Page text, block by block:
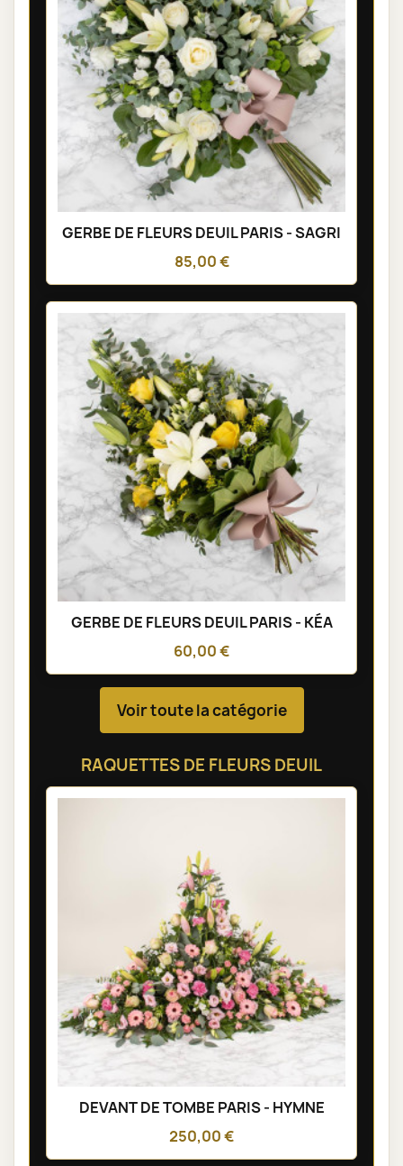
GERBE DE FLEURS DEUIL PARIS - SAGRI
85,00 €
GERBE DE FLEURS DEUIL PARIS - KÉA
60,00 €
Voir toute la catégorie
RAQUETTES DE FLEURS DEUIL
DEVANT DE TOMBE PARIS - HYMNE
250,00 €